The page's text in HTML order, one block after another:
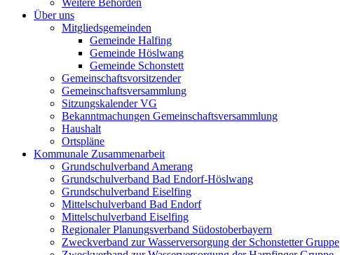
Weitere Behörden
Über uns
Mitgliedsgemeinden
Gemeinde Halfing
Gemeinde Höslwang
Gemeinde Schonstett
Gemeinschaftsvorsitzender
Gemeinschaftsversammlung
Sitzungskalender VG
Bekanntmachungen Gemeinschaftsversammlung
Haushalt
Ortspläne
Kommunale Zusammenarbeit
Grundschulverband Amerang
Grundschulverband Bad Endorf-Höslwang
Grundschulverband Eiselfing
Mittelschulverband Bad Endorf
Mittelschulverband Eiselfing
Regionaler Planungsverband Südostoberbayern
Zweckverband zur Wasserversorgung der Schonstetter Gruppe